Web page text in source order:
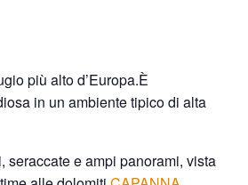
più alto d’Europa.È
in un ambiente tipico di alta
seraccate e ampi panorami, vista